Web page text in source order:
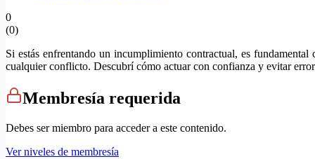
0
(0)
Si estás enfrentando un incumplimiento contractual, es
cualquier conflicto. Descubrí cómo actuar con confianza y evitar
Membresía requerida
Debes ser miembro para acceder a este contenido.
Ver niveles de membresía